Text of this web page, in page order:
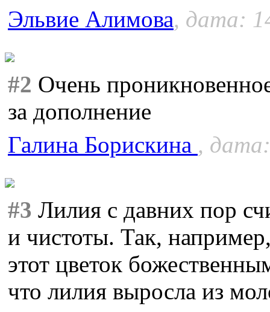
Эльвие Алимова, дата:
#2 Очень
за дополнение
Галина Борискина ,
#3 Лилия с давних пор
и чистоты. Так,
этот цветок
что лилия выросла из